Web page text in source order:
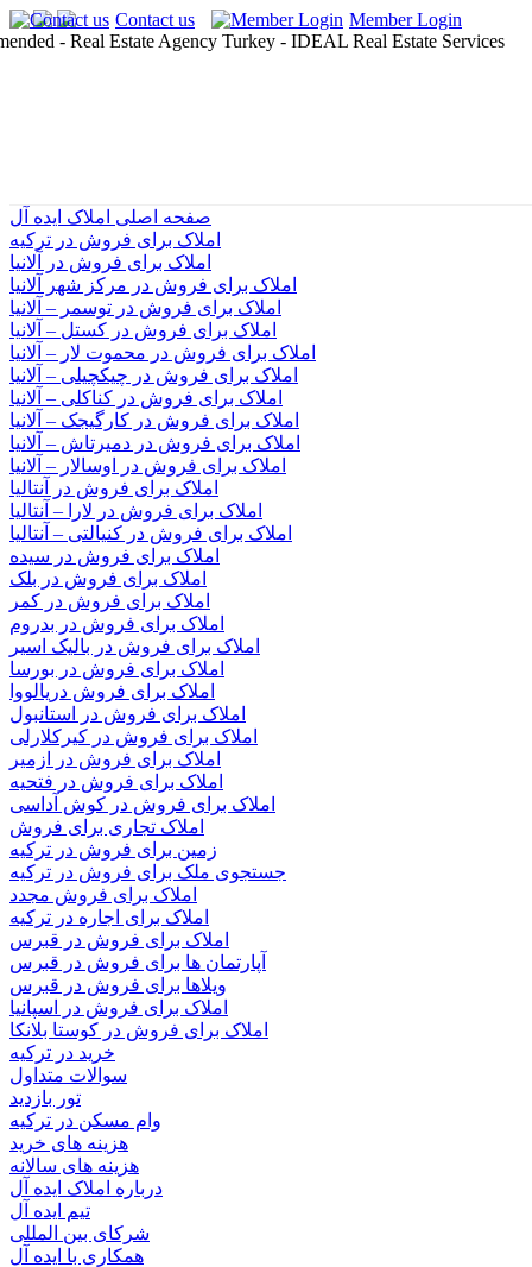
Contact us Member Login
صفحه اصلی املاک ایده آل
املاک برای فروش در ترکیه
املاک برای فروش در آلانیا
املاک برای فروش در مرکز شهر آلانیا
املاک برای فروش در توسمر – آلانیا
املاک برای فروش در کستل – آلانیا
املاک برای فروش در محموت لار – آلانیا
املاک برای فروش در چیکچیلی – آلانیا
املاک برای فروش در کناکلی – آلانیا
املاک برای فروش در کارگیجک – آلانیا
املاک برای فروش در دمیرتاش – آلانیا
املاک برای فروش در اوسالار – آلانیا
املاک برای فروش در آنتالیا
املاک برای فروش در لارا – آنتالیا
املاک برای فروش در کنیالتی – آنتالیا
املاک برای فروش در سیده
املاک برای فروش در بلک
املاک برای فروش در کمر
املاک برای فروش در بدروم
املاک برای فروش در بالیک اسیر
املاک برای فروش در بورسا
املاک برای فروش دریالووا
املاک برای فروش در استانبول
املاک برای فروش در کیرکلارلی
املاک برای فروش در ازمیر
املاک برای فروش در فتحیه
املاک برای فروش در کوش آداسی
املاک تجاری برای فروش
زمین برای فروش در ترکیه
جستجوی ملک برای فروش در ترکیه
املاک برای فروش مجدد
املاک برای اجاره در ترکیه
املاک برای فروش در قبرس
آپارتمان ها برای فروش در قبرس
ویلاها برای فروش در قبرس
املاک برای فروش در اسپانیا
املاک برای فروش در کوستا بلانکا
خرید در ترکیه
سوالات متداول
تور بازدید
وام مسکن در ترکیه
هزینه های خرید
هزینه های سالانه
درباره املاک ایده آل
تیم ایده آل
شرکای بین المللی
همکاری با ایده آل